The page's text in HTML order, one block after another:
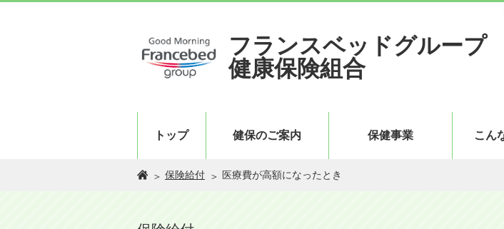
フランスベッドグループ
健康保険組合
トップ 健保のご案内 保健事業 こん
保険給付 医療費が高額になったとき